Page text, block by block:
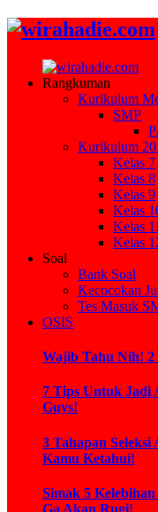
Rangkuman
Kurikulum
SMP
Kurikulum
Kelas 7
Kelas 8
Kelas 9
Kelas
Kelas 11
Kelas
Soal
Bank Soal
Kecocokan
Tes Masuk
OSIS
Wajib Tahu Nih! 2
7 Tips Untuk Jadi
Guys!
3 Tahapan
Kamu Ketahui!
Simak 5
Ga Akan Rugi!